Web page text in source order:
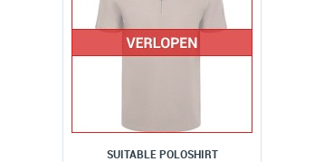
SUITABLE POLOSHIRT